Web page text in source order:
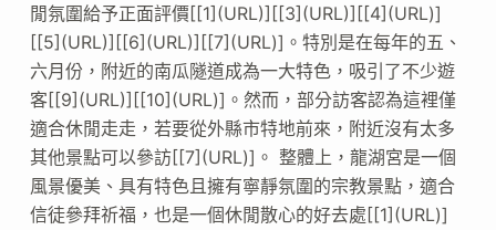
閒氛圍給予正面評價[[1](URL)][[3](URL)][[4](URL)]
[[5](URL)][[6](URL)][[7](URL)]。特別是在每年的五、
六月份，附近的南瓜隧道成為一大特色，吸引了不少遊
客[[9](URL)][[10](URL)]。然而，部分訪客認為這裡僅
適合休閒走走，若要從外縣市特地前來，附近沒有太多
其他景點可以參訪[[7](URL)]。 整體上，龍湖宮是一個
風景優美、具有特色且擁有寧靜氛圍的宗教景點，適合
信徒參拜祈福，也是一個休閒散心的好去處[[1](URL)]